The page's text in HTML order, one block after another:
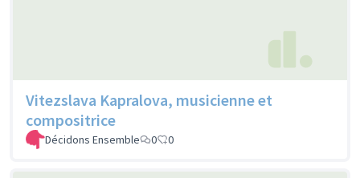
Vitezslava Kapralova, musicienne et
compositrice
Décidons Ensemble 0 0